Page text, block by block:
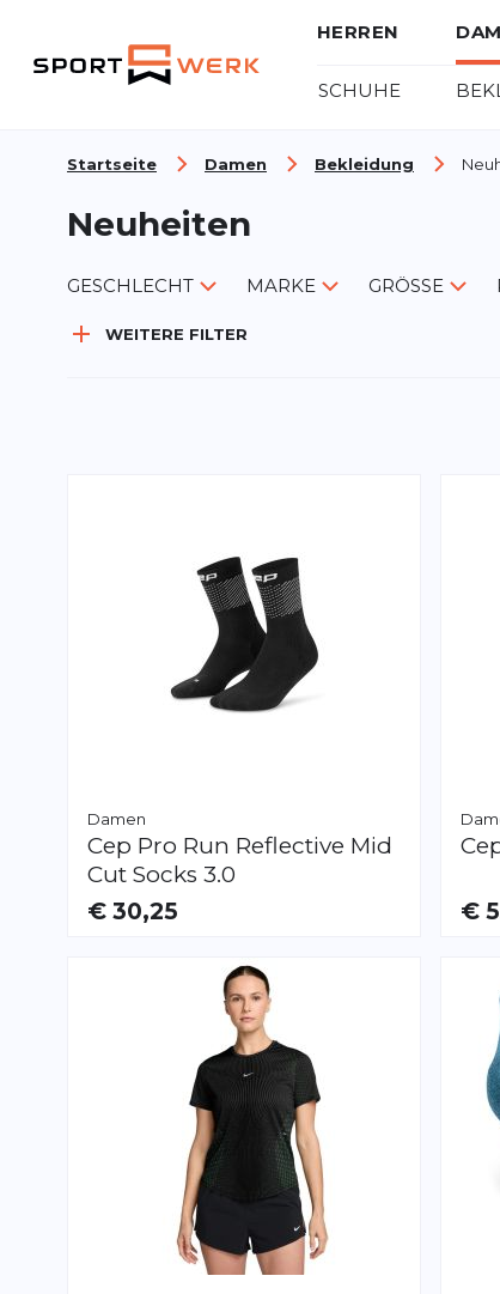
HERREN
SCHUHE
Startseite Damen Bekleidung
Neuheiten
GESCHLECHT MARKE GRÖSSE
WEITERE FILTER
Damen
Cep Pro Run Reflective Mid
Cut Socks 3.0
VERFÜGBAR
€ 30,25 €